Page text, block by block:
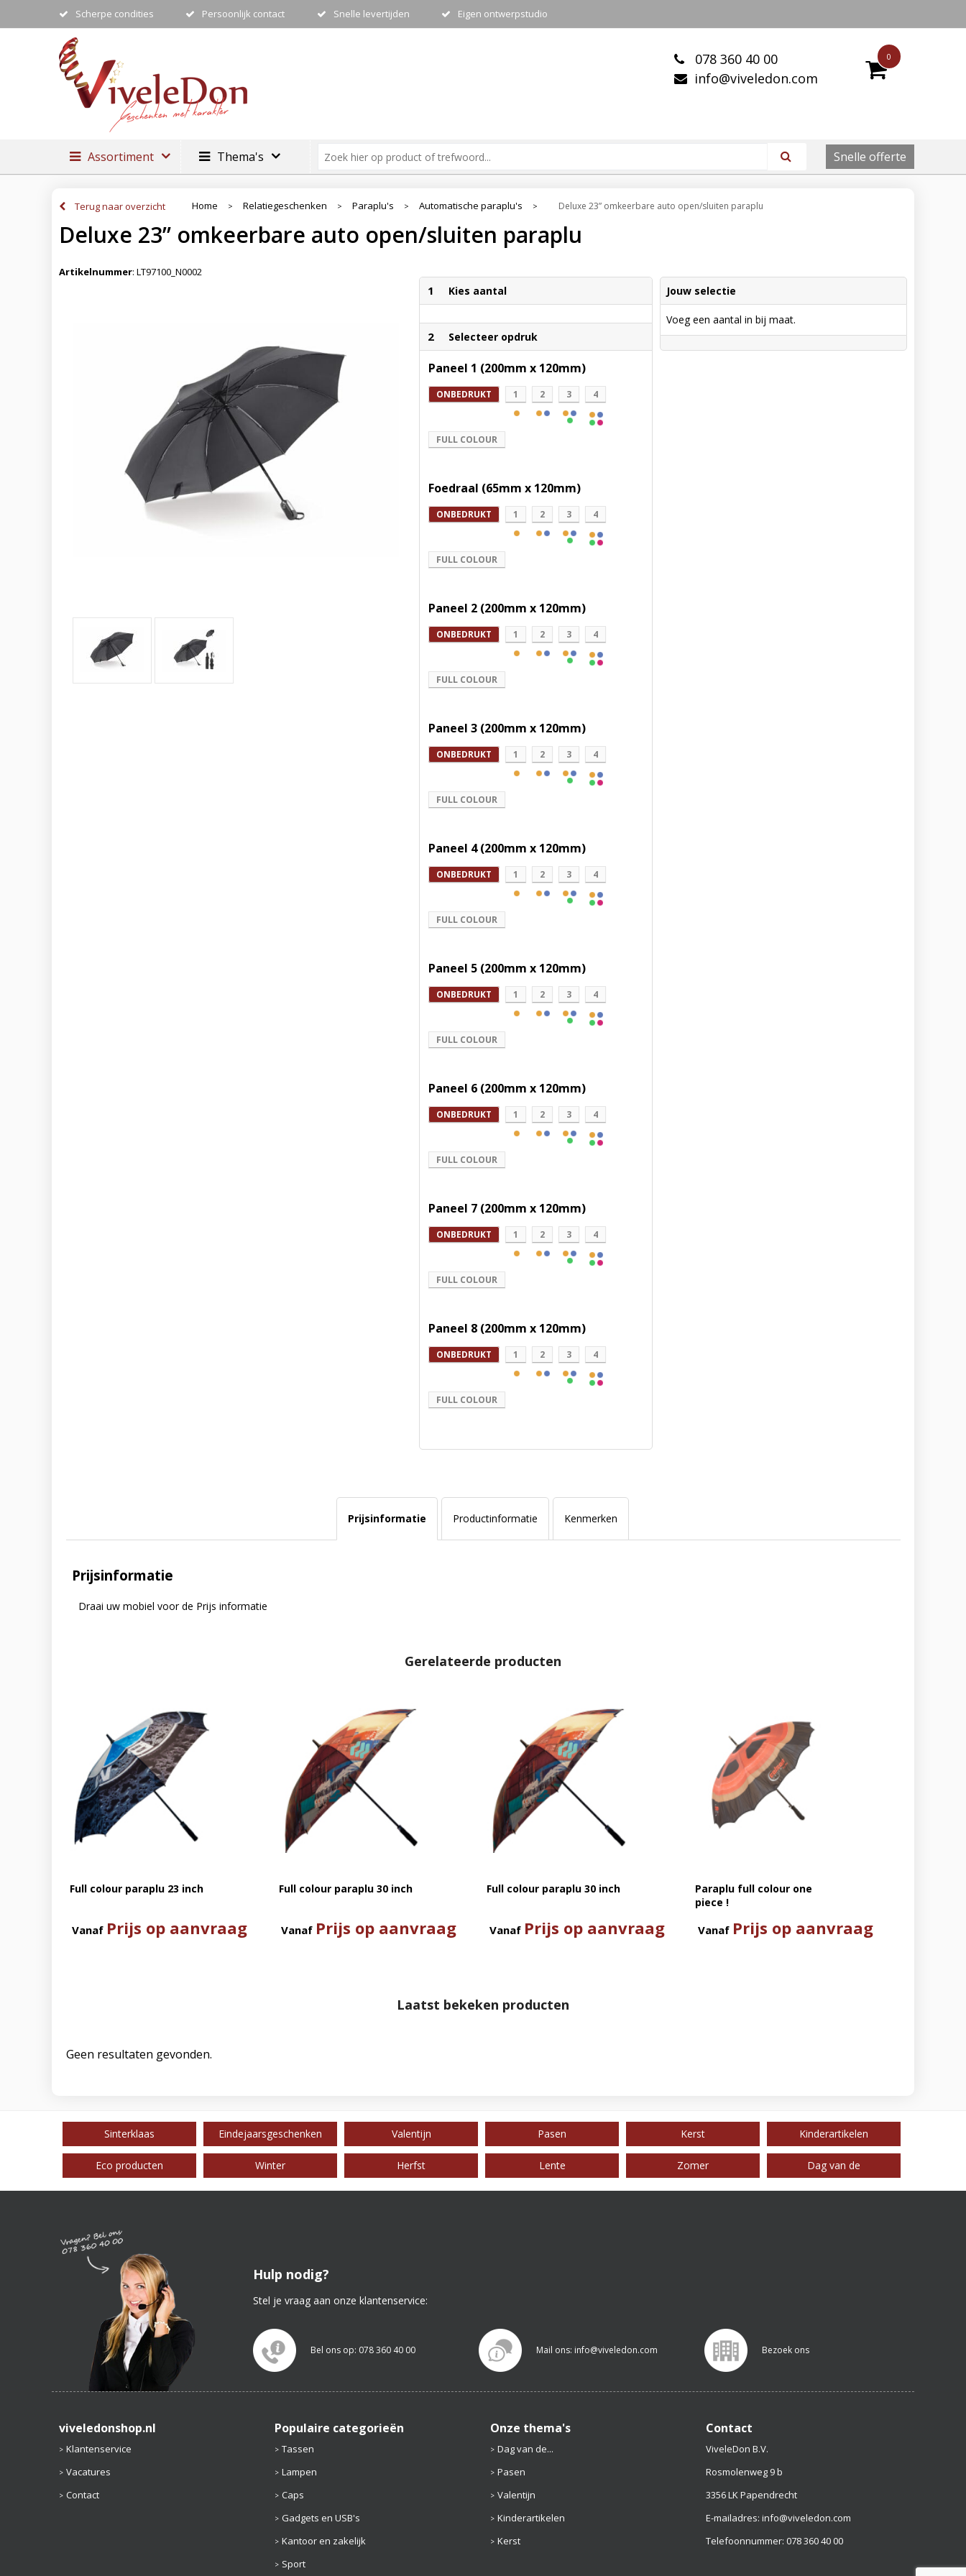
Scherpe condities Persoonlijk contact Snelle levertijden Eigen ontwerpstudio
0
078 360 40 00
info@viveledon.com
Assortiment Thema's Snelle offerte
Terug naar overzicht Home > Relatiegeschenken > Paraplu's > Automatische paraplu's > Deluxe 23” omkeerbare auto open/sluiten paraplu
Deluxe 23” omkeerbare auto open/sluiten paraplu
Artikelnummer: LT97100_N0002
1 Kies aantal
2 Selecteer opdruk
Paneel 1 (200mm x 120mm)
ONBEDRUKT 1 2 3 4
FULL COLOUR
Foedraal (65mm x 120mm)
ONBEDRUKT 1 2 3 4
FULL COLOUR
Paneel 2 (200mm x 120mm)
ONBEDRUKT 1 2 3 4
FULL COLOUR
Paneel 3 (200mm x 120mm)
ONBEDRUKT 1 2 3 4
FULL COLOUR
Paneel 4 (200mm x 120mm)
ONBEDRUKT 1 2 3 4
FULL COLOUR
Paneel 5 (200mm x 120mm)
ONBEDRUKT 1 2 3 4
FULL COLOUR
Paneel 6 (200mm x 120mm)
ONBEDRUKT 1 2 3 4
FULL COLOUR
Paneel 7 (200mm x 120mm)
ONBEDRUKT 1 2 3 4
FULL COLOUR
Paneel 8 (200mm x 120mm)
ONBEDRUKT 1 2 3 4
FULL COLOUR
Jouw selectie
Voeg een aantal in bij maat.
Prijsinformatie Productinformatie Kenmerken
Prijsinformatie
Draai uw mobiel voor de Prijs informatie
Gerelateerde producten
Full colour paraplu 23 inch
Vanaf Prijs op aanvraag
Full colour paraplu 30 inch
Vanaf Prijs op aanvraag
Full colour paraplu 30 inch
Vanaf Prijs op aanvraag
Paraplu full colour one
piece !
Vanaf Prijs op aanvraag
Laatst bekeken producten
Geen resultaten gevonden.
Sinterklaas Eindejaarsgeschenken Valentijn Pasen Kerst Kinderartikelen
Eco producten Winter Herfst Lente Zomer Dag van de
Hulp nodig?
Stel je vraag aan onze klantenservice:
Bel ons op: 078 360 40 00 Mail ons: info@viveledon.com Bezoek ons
viveledonshop.nl
Klantenservice
Vacatures
Contact
Populaire categorieën
Tassen
Lampen
Caps
Gadgets en USB's
Kantoor en zakelijk
Sport
Onze thema's
Dag van de...
Pasen
Valentijn
Kinderartikelen
Kerst
Contact
ViveleDon B.V.
Rosmolenweg 9 b
3356 LK Papendrecht
E-mailadres: info@viveledon.com
Telefoonnummer: 078 360 40 00